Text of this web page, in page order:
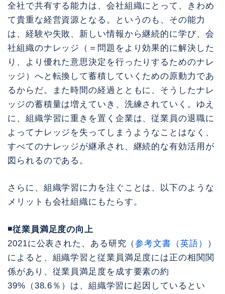
全社で共有する能力は、会社組織にとって、きわめ
て貴重な経営資源となる。というのも、その能力
は、経験や失敗、新しい情報から継続的に学び、会
社組織のナレッジ（＝問題をより効果的に解決した
り、より優れた意思決定を行ったりするためのナレ
ッジ）へと転換して蓄積していくための原動力であ
るからだ。また時間の経過とともに、そうしたナレ
ッジの蓄積量は増えていき、洗練されていく。ゆえ
に、組織学習に重きを置く企業は、従業員の退職に
よってナレッジを失ってしまうようなことはなく、
すべてのナレッジが継承され、継続的な有効活用が
図られるのである。
さらに、組織学習に力を注ぐことは、以下のような
メリットも会社組織にもたらす。
◾️従業員満足度の向上
2021に公表された、ある研究（参考文書（英語）
）
によると、組織学習と従業員満足度には正の相関関
係があり、従業員満足度を成す要素の約
39%（38.6％）は、組織学習に起因しているとい